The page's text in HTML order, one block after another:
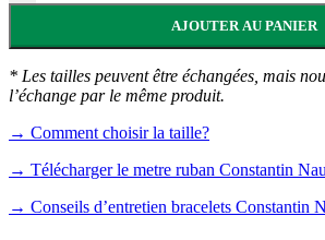
AJOUTER AU PANIER
* Les tailles peuvent être échangées, mais
l’échange par le même produit.
→ Comment choisir la taille?
→ Télécharger le metre ruban Constantin
→ Conseils d’entretien bracelets Constantin